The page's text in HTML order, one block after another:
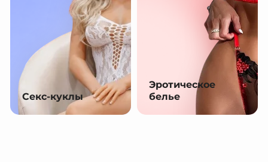
Секс-куклы
Эротическое
белье